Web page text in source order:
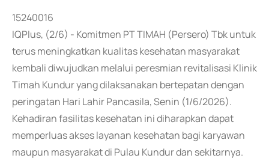
15240016
IQPlus, (2/6) - Komitmen PT TIMAH (Persero) Tbk untuk
terus meningkatkan kualitas kesehatan masyarakat
kembali diwujudkan melalui peresmian revitalisasi Klinik
Timah Kundur yang dilaksanakan bertepatan dengan
peringatan Hari Lahir Pancasila, Senin (1/6/2026).
Kehadiran fasilitas kesehatan ini diharapkan dapat
memperluas akses layanan kesehatan bagi karyawan
maupun masyarakat di Pulau Kundur dan sekitarnya.